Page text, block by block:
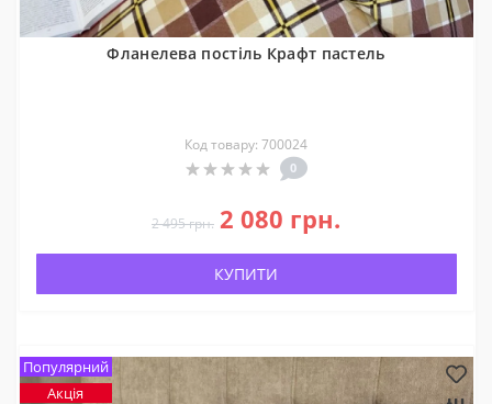
Фланелева постіль Крафт пастель
Код товару: 700024
0
2 495 грн. 2 080 грн.
КУПИТИ
Популярний
Акція